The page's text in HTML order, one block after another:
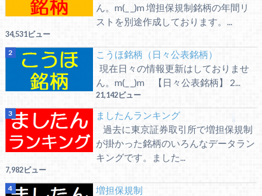
ん。m(_ _)m 増担保規制銘柄の年間リ
ストを別途作成しております。...
34,531ビュー
こうほ銘柄（日々公表銘柄）
現在日々の情報更新はしておりませ
ん。m(_ _)m 【日々公表銘柄】 2...
21,142ビュー
ましたんランキング
過去に東京証券取引所で増担保規制
が掛かった銘柄のいろんなデータラン
キングです。ました...
7,982ビュー
増担保規制